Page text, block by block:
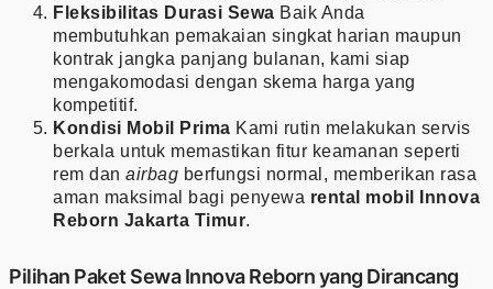
Fleksibilitas Durasi Sewa Baik Anda
membutuhkan pemakaian singkat harian maupun
kontrak jangka panjang bulanan, kami siap
mengakomodasi dengan skema harga yang
kompetitif.
Kondisi Mobil Prima Kami rutin melakukan servis
berkala untuk memastikan fitur keamanan seperti
rem dan airbag berfungsi normal, memberikan rasa
aman maksimal bagi penyewa rental mobil Innova
Reborn Jakarta Timur.
Pilihan Paket Sewa Innova Reborn yang Dirancang